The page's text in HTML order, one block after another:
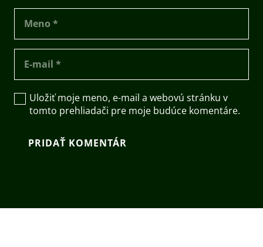
Uložiť moje meno, e-mail a webovú stránku v
tomto prehliadači pre moje budúce komentáre.
PRIDAŤ KOMENTÁR